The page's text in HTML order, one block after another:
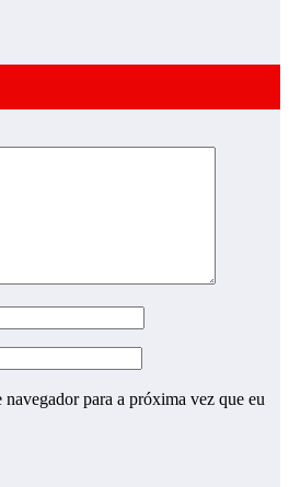
navegador para a próxima vez que eu